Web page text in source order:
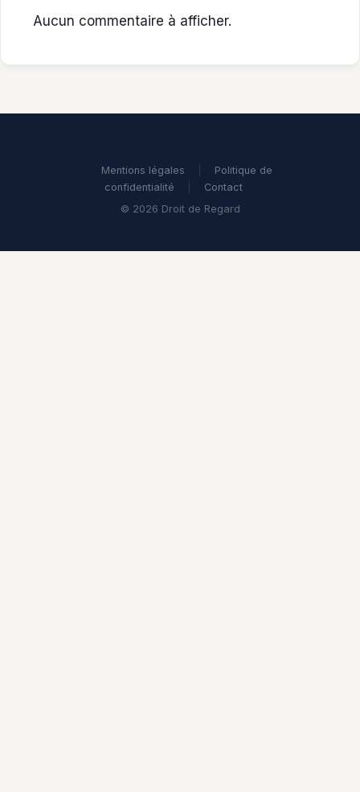
Aucun commentaire à afficher.
Mentions légales
Politique de
confidentialité
Contact
© 2026 Droit de Regard